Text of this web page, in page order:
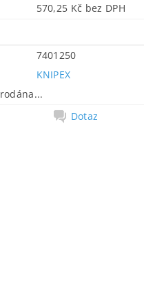
570,25 Kč bez DPH
7401250
KNIPEX
Dotaz